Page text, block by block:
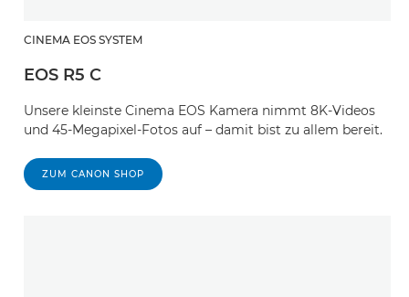
CINEMA EOS SYSTEM
EOS R5 C
Unsere kleinste Cinema EOS Kamera nimmt 8K-Videos
und 45-Megapixel-Fotos auf – damit bist zu allem bereit.
ZUM CANON SHOP